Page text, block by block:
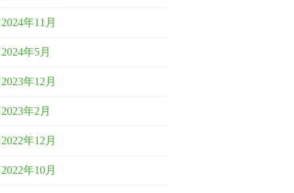
2024年11月
2024年5月
2023年12月
2023年2月
2022年12月
2022年10月